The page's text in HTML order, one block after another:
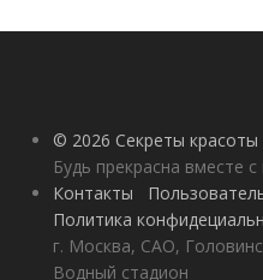
© 2026 Секреты красоты
Будь прекрасна вместе с
Контакты
Политика
г. Москва, САО,
Водный стадион